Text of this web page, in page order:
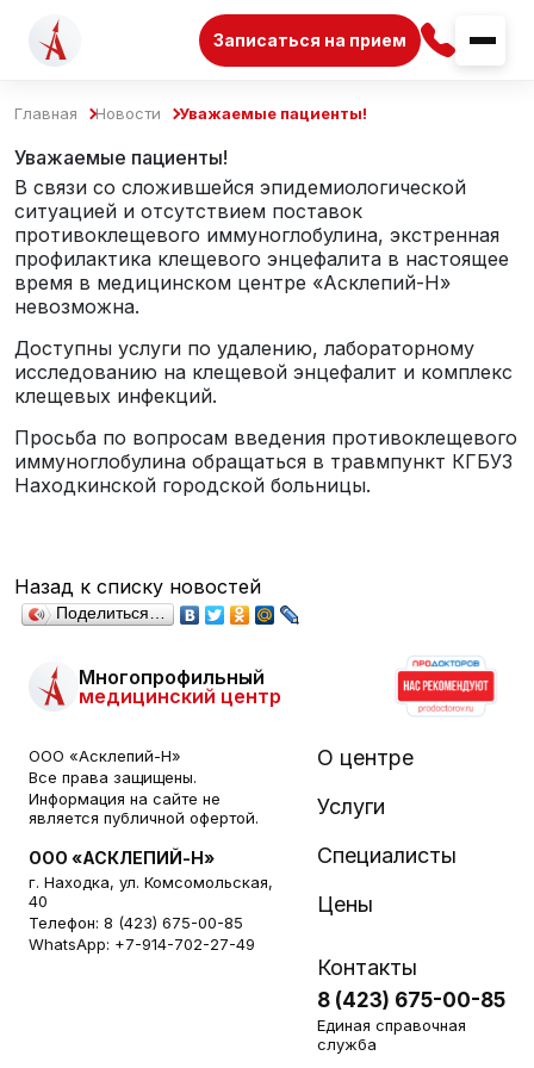
Записаться на прием
Главная Новости Уважаемые пациенты!
Уважаемые пациенты!
В связи со сложившейся эпидемиологической
ситуацией и отсутствием поставок
противоклещевого иммуноглобулина, экстренная
профилактика клещевого энцефалита в настоящее
время в медицинском центре «Асклепий-Н»
невозможна.
Доступны услуги по удалению, лабораторному
исследованию на клещевой энцефалит и комплекс
клещевых инфекций.
Просьба по вопросам введения противоклещевого
иммуноглобулина обращаться в травмпункт КГБУЗ
Находкинской городской больницы.
Назад к списку новостей
Поделиться…
Многопрофильный
медицинский центр
ООО «Асклепий-Н»
Все права защищены.
Информация на сайте не
является публичной офертой.
ООО «АСКЛЕПИЙ-Н»
г. Находка, ул. Комсомольская,
40
Телефон: 8 (423) 675-00-85
WhatsApp: +7-914-702-27-49
О центре
Услуги
Специалисты
Цены
Контакты
8 (423) 675-00-85
Единая справочная
служба